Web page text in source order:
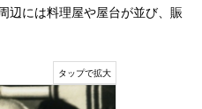
辺には料理屋や屋台が並び、賑